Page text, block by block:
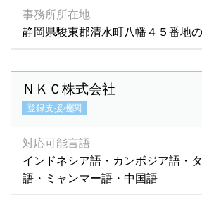
事務所所在地
静岡県駿東郡清水町八幡４５番地の
ＮＫＣ株式会社
登録支援機関
対応可能言語
インドネシア語・カンボジア語・
語・ミャンマー語・中国語